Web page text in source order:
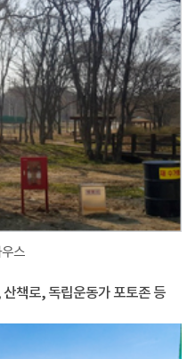
스
책로, 독립운동가 포토존 등